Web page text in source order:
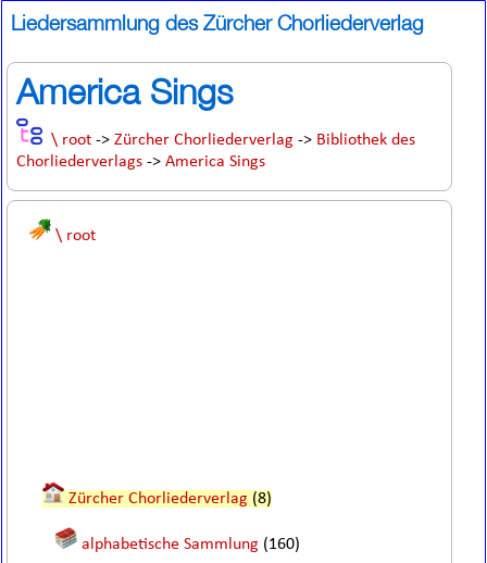
Liedersammlung des Zürcher Chorliederverlag
America Sings
\ root ->Zürcher Chorliederverlag -> Bibliothek des
Chorliederverlags ->America Sings
\ root
Zürcher Chorliederverlag (8)
alphabetische Sammlung (160)